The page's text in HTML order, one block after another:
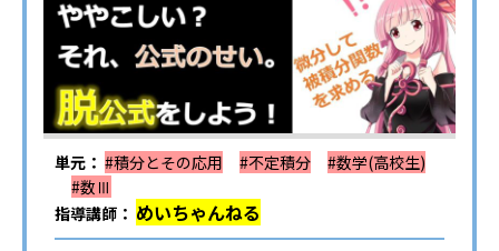
単元： #積分とその応用 #不定積分
#数学(高校生)
#数Ⅲ
指導講師： めいちゃんねる